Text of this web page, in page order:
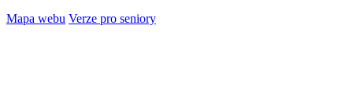
Mapa webu Verze pro seniory